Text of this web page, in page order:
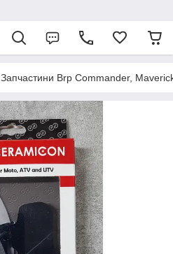
Запчастини Brp Commander,